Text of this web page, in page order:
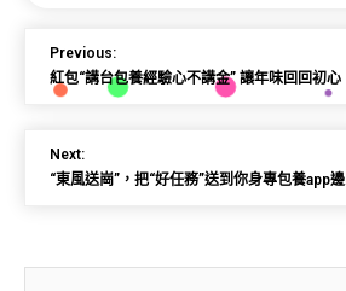
Previous:
紅包“講台包養經驗心不講金” 讓年味回回初心
Next:
“東風送崗”，把“好任務”送到你身專包養app邊